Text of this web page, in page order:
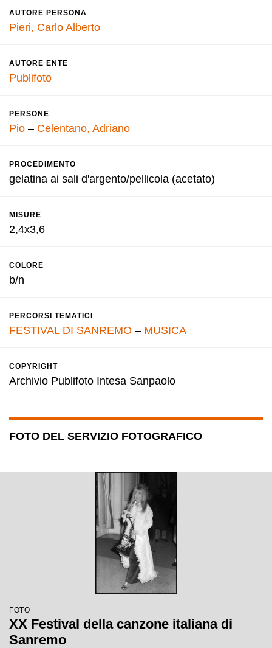
AUTORE PERSONA
Pieri, Carlo Alberto
AUTORE ENTE
Publifoto
PERSONE
Pio – Celentano, Adriano
PROCEDIMENTO
gelatina ai sali d'argento/pellicola (acetato)
MISURE
2,4x3,6
COLORE
b/n
PERCORSI TEMATICI
FESTIVAL DI SANREMO – MUSICA
COPYRIGHT
Archivio Publifoto Intesa Sanpaolo
FOTO DEL SERVIZIO FOTOGRAFICO
FOTO
XX Festival della canzone italiana di
Sanremo